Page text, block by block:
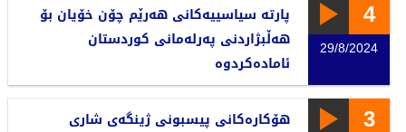
4
29/8/2024
پارتە سیاسییەکانی هەرێم چۆن خۆیان بۆ
هەڵبژاردنی پەرلەمانی کوردستان
ئامادەکردوە
3
هۆکارەکانی پیسبونی ژینگەی شاری